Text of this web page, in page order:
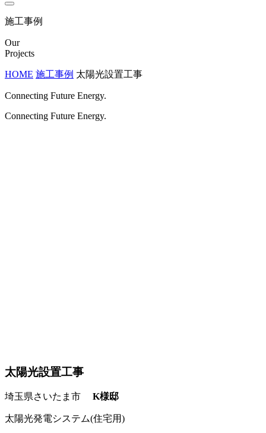
施工事例
Our
Projects
HOME 施工事例 太陽光設置工事
Connecting Future Energy.
Connecting Future Energy.
太陽光設置工事
埼玉県さいたま市 K様邸
太陽光発電システム(住宅用)